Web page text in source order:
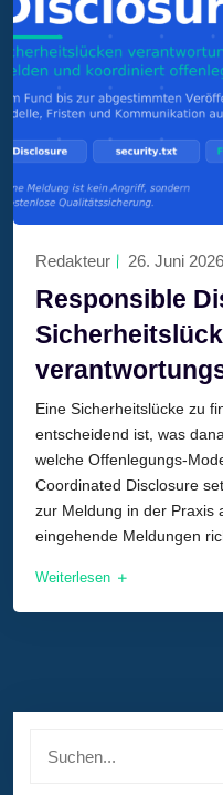
Redakteur 26. Juni 2026
Responsible
Eine Sicherheitslücke zu
entscheidend ist, was
welche Offenlegungs-
Coordinated Disclosure
zur Meldung in der Praxis
eingehende Meldungen
Weiterlesen